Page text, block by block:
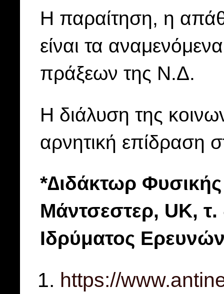
Η παραίτηση, η
είναι τα
πράξεων της Ν.Δ.
Η διάλυση της
αρνητική επίδραση
*∆ιδάκτωρ
Μάντσεστερ, UK, τ.
Ιδρύματος
https://